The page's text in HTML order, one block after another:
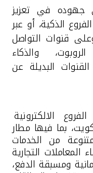
جهوده في تعزيز
الذكية، أو عبر
قنوات التواصل
والذكاء
البديلة عن
الفروع الالكترونية
بما فيها مطار
من الخدمات
المعاملات التجارية
ومسبقة الدفع،